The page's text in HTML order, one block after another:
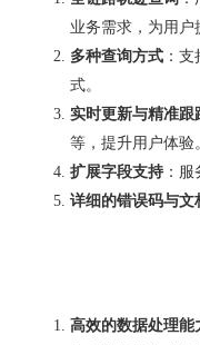
业务需求，为用户
多种查询方式 ：
式。
实时更新与精准跟
等，提升用户体验
扩展字段支持 ：
详细的错误码与文
高效的数据处理能